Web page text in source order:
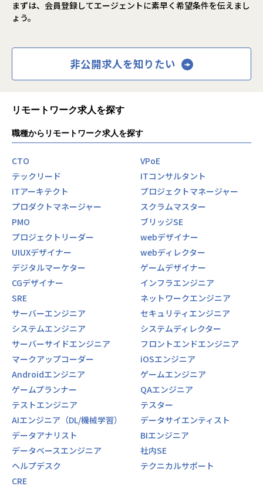
まずは、会員登録してエージェントに素早く希望条件を伝えまし
ょう。
非公開求人を知りたい
リモートワーク求人を探す
職種からリモートワーク求人を探す
CTO
VPoE
テックリード
ITコンサルタント
ITアーキテクト
プロジェクトマネージャー
プロダクトマネージャー
スクラムマスター
PMO
ブリッジSE
プロジェクトリーダー
webデザイナー
UIUXデザイナー
webディレクター
デジタルマーケター
ゲームデザイナー
CGデザイナー
インフラエンジニア
SRE
ネットワークエンジニア
サーバーエンジニア
セキュリティエンジニア
システムエンジニア
システムディレクター
サーバーサイドエンジニア
フロントエンドエンジニア
マークアップコーダー
iOSエンジニア
Androidエンジニア
ゲームエンジニア
ゲームプランナー
QAエンジニア
テストエンジニア
テスター
AIエンジニア（DL/機械学習）
データサイエンティスト
データアナリスト
BIエンジニア
データベースエンジニア
社内SE
ヘルプデスク
テクニカルサポート
CRE